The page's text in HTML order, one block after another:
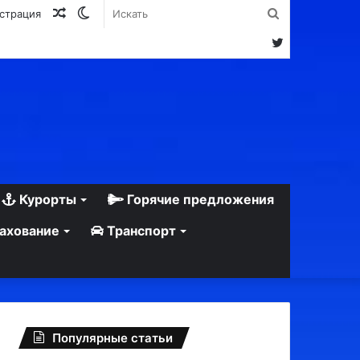
Switch
Случайная
Twitter
Курорты
Горячие предложения
Транспорт
Популярные статьи